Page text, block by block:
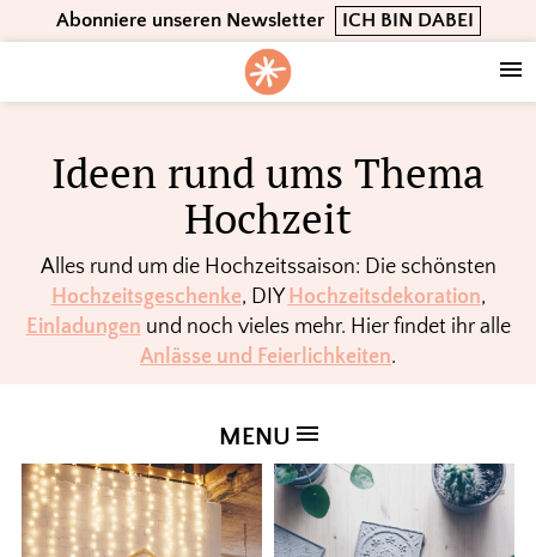
to
navigation
to
content
to
Abonniere unseren Newsletter ICH BIN DABEI
Ideen rund ums Thema
Hochzeit
Alles rund um die Hochzeitssaison: Die schönsten
Hochzeitsgeschenke, DIY Hochzeitsdekoration,
Einladungen und noch vieles mehr. Hier findet ihr alle
Anlässe und Feierlichkeiten.
MENU